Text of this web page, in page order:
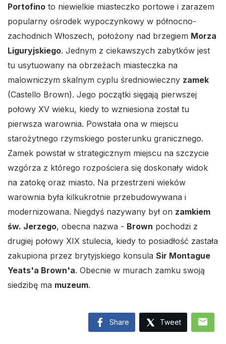
Portofino to niewielkie miasteczko portowe i zarazem
popularny ośrodek wypoczynkowy w północno-
zachodnich Włoszech, położony nad brzegiem Morza
Liguryjskiego. Jednym z ciekawszych zabytków jest
tu usytuowany na obrzeżach miasteczka na
malowniczym skalnym cyplu średniowieczny zamek
(Castello Brown). Jego początki sięgają pierwszej
połowy XV wieku, kiedy to wzniesiona został tu
pierwsza warownia. Powstała ona w miejscu
starożytnego rzymskiego posterunku granicznego.
Zamek powstał w strategicznym miejscu na szczycie
wzgórza z którego rozpościera się doskonały widok
na zatokę oraz miasto. Na przestrzeni wieków
warownia była kilkukrotnie przebudowywana i
modernizowana. Niegdyś nazywany był on zamkiem
św. Jerzego, obecna nazwa - Brown pochodzi z
drugiej połowy XIX stulecia, kiedy to posiadłość zastała
zakupiona przez brytyjskiego konsula Sir Montague
Yeats'a Brown'a. Obecnie w murach zamku swoją
siedzibę ma muzeum.
Share Tweet mail